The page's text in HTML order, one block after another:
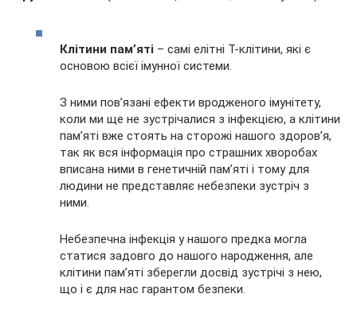
Клітини пам’яті – самі елітні Т-клітини, які є
основою всієї імунної системи.
З ними пов’язані ефекти вродженого імунітету,
коли ми ще не зустрічалися з інфекцією, а клітини
пам’яті вже стоять на сторожі нашого здоров’я,
так як вся інформація про страшних хворобах
вписана ними в генетичній пам’яті і тому для
людини не представляє небезпеки зустріч з
ними.
Небезпечна інфекція у нашого предка могла
статися задовго до нашого народження, але
клітини пам’яті зберегли досвід зустрічі з нею,
що і є для нас гарантом безпеки.